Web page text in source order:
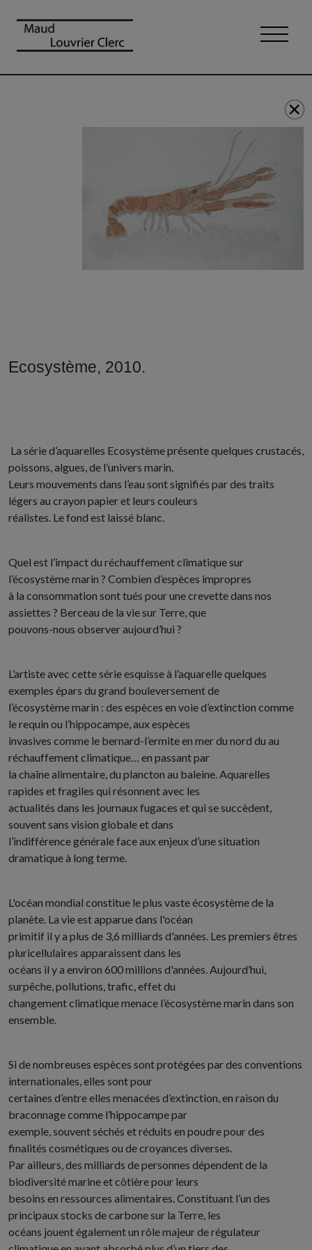
Ecosystème, 2010.
La série d’aquarelles Ecosystème présente quelques crustacés,
poissons, algues, de l’univers marin.
Leurs mouvements dans l’eau sont signifiés par des traits
légers au crayon papier et leurs couleurs
réalistes. Le fond est laissé blanc.
Quel est l’impact du réchauffement climatique sur
l’écosystème marin ? Combien d’espèces impropres
à la consommation sont tués pour une crevette dans nos
assiettes ? Berceau de la vie sur Terre, que
pouvons-nous observer aujourd’hui ?
L’artiste avec cette série esquisse à l’aquarelle quelques
exemples épars du grand bouleversement de
l’écosystème marin : des espèces en voie d’extinction comme
le requin ou l’hippocampe, aux espèces
invasives comme le bernard-l’ermite en mer du nord du au
réchauffement climatique… en passant par
la chaîne alimentaire, du plancton au baleine. Aquarelles
rapides et fragiles qui résonnent avec les
actualités dans les journaux fugaces et qui se succèdent,
souvent sans vision globale et dans
l’indifférence générale face aux enjeux d’une situation
dramatique à long terme.
L'océan mondial constitue le plus vaste écosystème de la
planète. La vie est apparue dans l'océan
primitif il y a plus de 3,6 milliards d'années. Les premiers êtres
pluricellulaires apparaissent dans les
océans il y a environ 600 millions d'années. Aujourd’hui,
surpêche, pollutions, trafic, effet du
changement climatique menace l’écosystème marin dans son
ensemble.
Si de nombreuses espèces sont protégées par des conventions
internationales, elles sont pour
certaines d’entre elles menacées d’extinction, en raison du
braconnage comme l’hippocampe par
exemple, souvent séchés et réduits en poudre pour des
finalités cosmétiques ou de croyances diverses.
Par ailleurs, des milliards de personnes dépendent de la
biodiversité marine et côtière pour leurs
besoins en ressources alimentaires. Constituant l’un des
principaux stocks de carbone sur la Terre, les
océans jouent également un rôle majeur de régulateur